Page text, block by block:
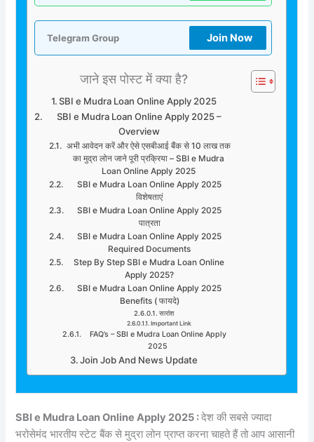
Telegram Group Join Now
जाने इस पोस्ट में क्या है?
SBI e Mudra Loan Online Apply 2025
SBI e Mudra Loan Online Apply 2025 –
Overview
अभी आवेदन करें और ऐसे एसबीआई बैंक से 10 लाख तक
का मुद्रा लोन जाने पूरी प्रक्रिया – SBI e Mudra
Loan Online Apply 2025
SBI e Mudra Loan Online Apply 2025
विशेषताएं
SBI e Mudra Loan Online Apply 2025
पात्रता
SBI e Mudra Loan Online Apply 2025
Required Documents
Step By Step SBI e Mudra Loan Online
Apply 2025?
SBI e Mudra Loan Online Apply 2025
Benefits ( फायदे)
सारांश
Important Link
FAQ’s – SBI e Mudra Loan Online Apply
2025
Join Job And News Update
SBI e Mudra Loan Online Apply 2025 :देश की सबसे ज्यादा
भरोसेमंद भारतीय स्टेट बैंक से मुद्रा लोन प्राप्त करना चाहते हैं तो आप आसानी